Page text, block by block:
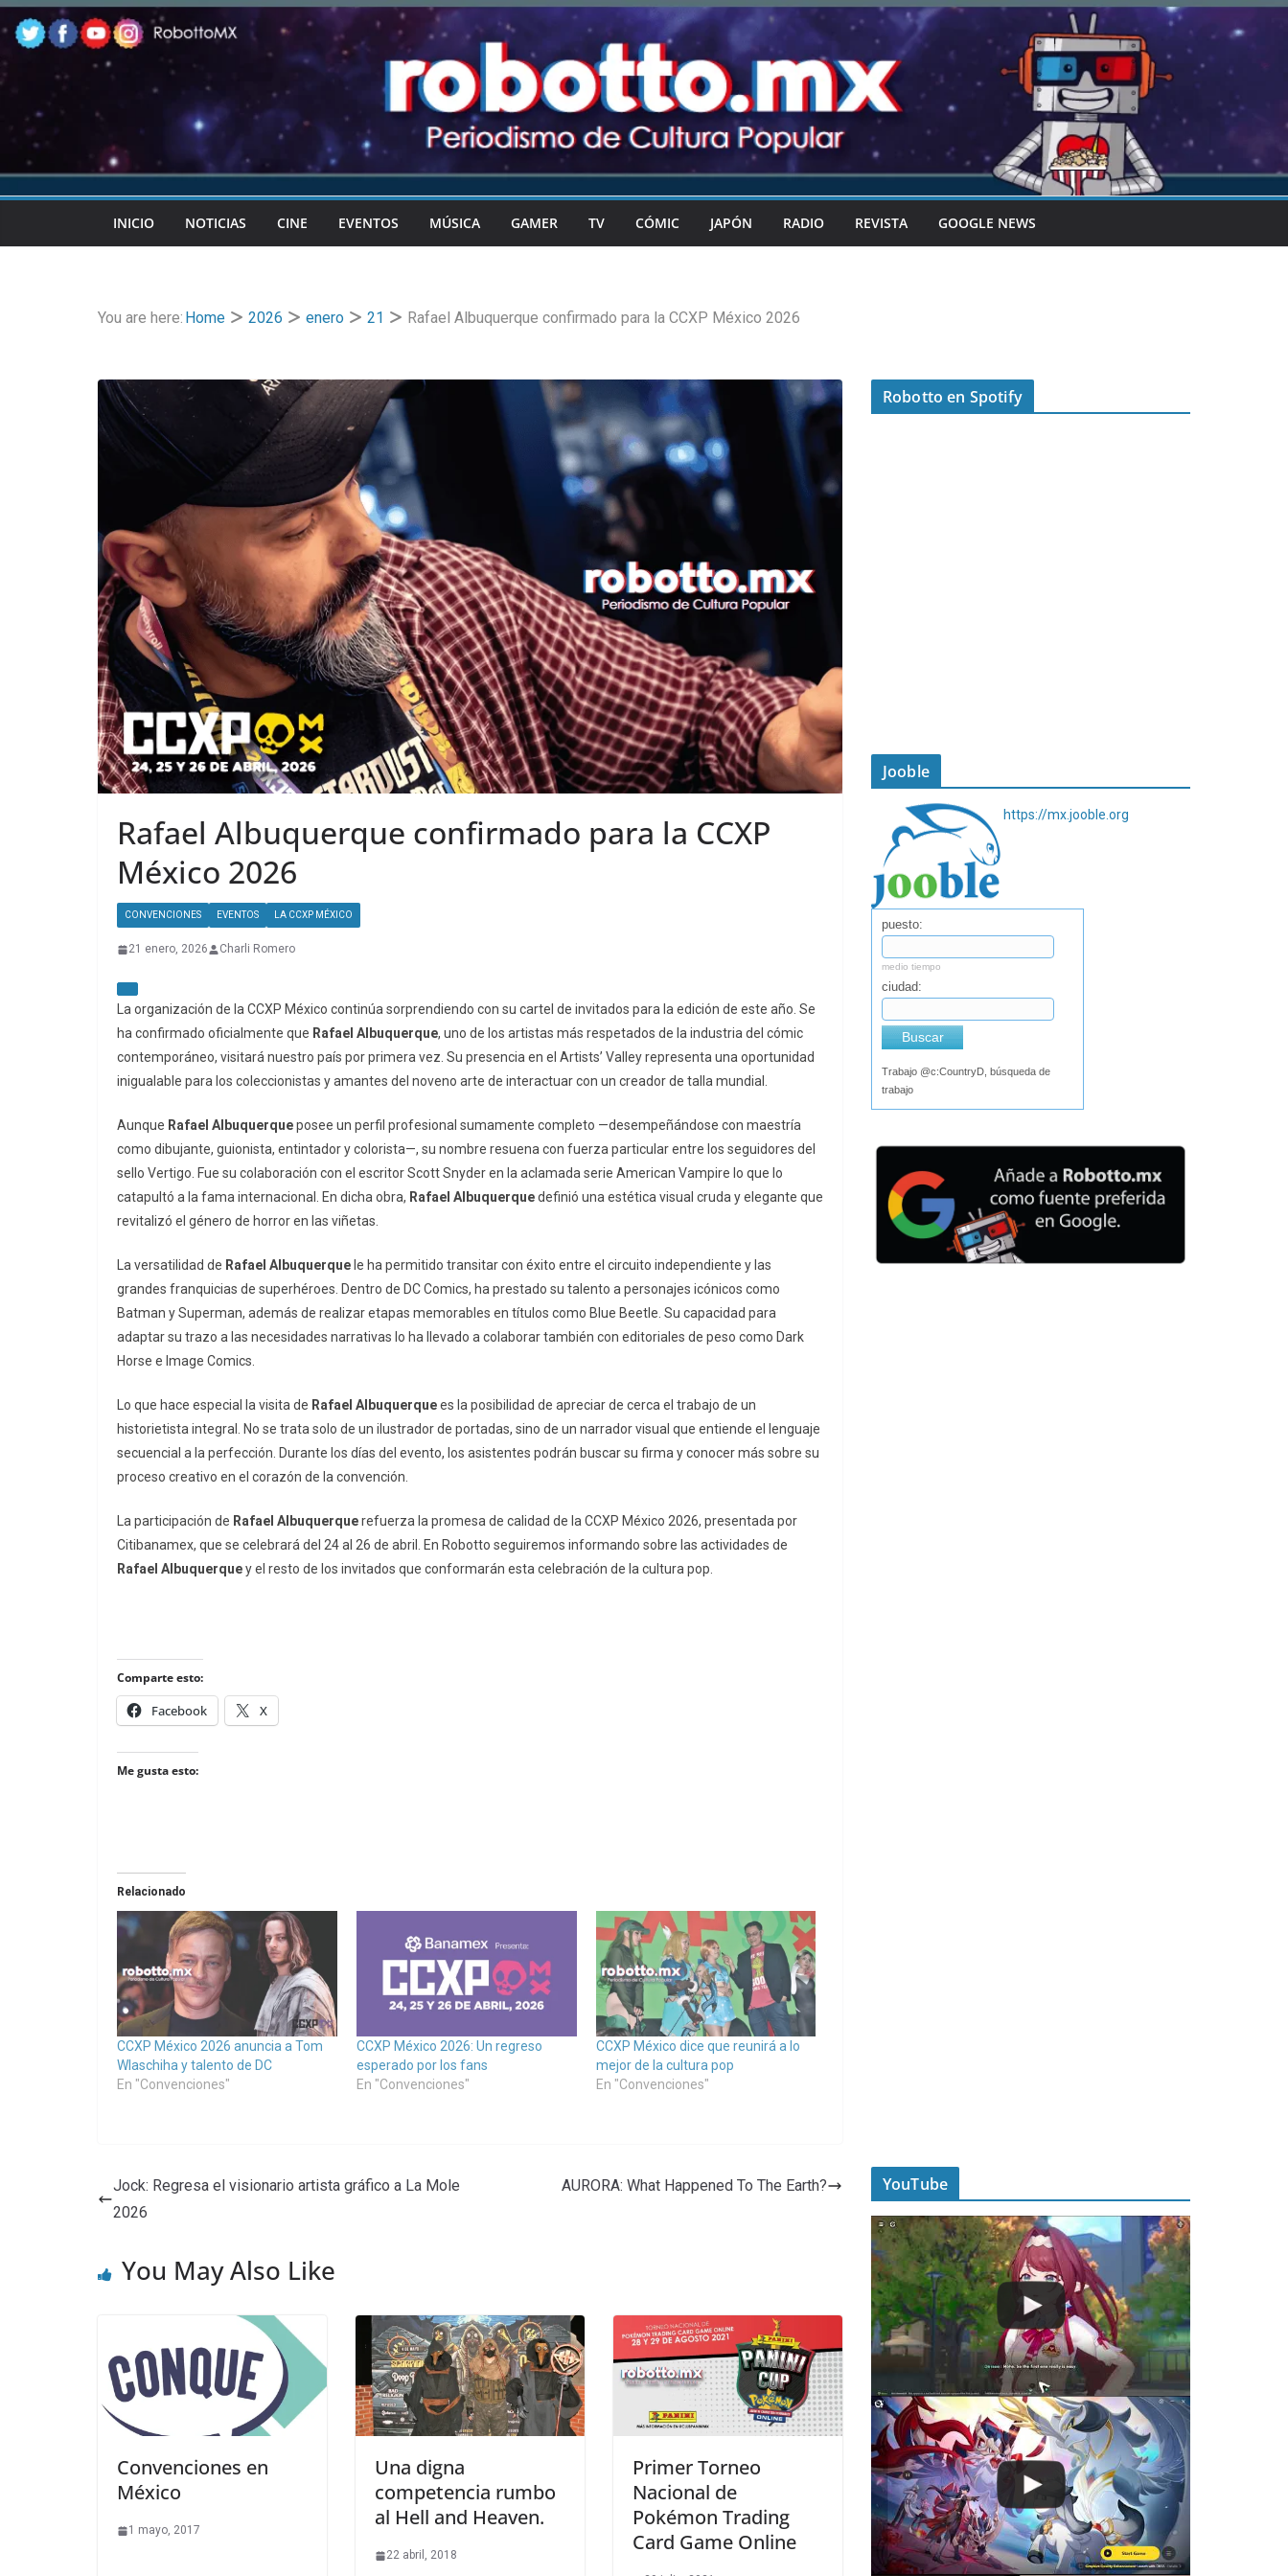
Skip
to
content
INICIO NOTICIAS CINE EVENTOS MÚSICA GAMER TV CÓMIC JAPÓN RADIO REVISTA GOOGLE NEWS
You are here: Home 2026 enero 21 Rafael Albuquerque confirmado para la CCXP México 2026
Rafael Albuquerque confirmado para la CCXP
México 2026
CONVENCIONES EVENTOS LA CCXP MÉXICO
21 enero, 2026 Charli Romero
La organización de la CCXP México continúa sorprendiendo con su cartel de invitados para la edición de este año. Se
ha confirmado oficialmente que Rafael Albuquerque, uno de los artistas más respetados de la industria del cómic
contemporáneo, visitará nuestro país por primera vez. Su presencia en el Artists’ Valleyrepresenta una oportunidad
inigualable para los coleccionistas y amantes del noveno arte de interactuar con un creador de talla mundial.
Aunque Rafael Albuquerqueposee un perfil profesional sumamente completo —desempeñándose con maestría
como dibujante, guionista, entintador y colorista—, su nombre resuena con fuerza particular entre los seguidores del
sello Vertigo. Fue su colaboración con el escritor Scott Snyder en la aclamada serie American Vampire lo que lo
catapultó a la fama internacional. En dicha obra, Rafael Albuquerquedefinió una estética visual cruda y elegante que
revitalizó el género de horror en las viñetas.
La versatilidad de Rafael Albuquerque le ha permitido transitar con éxito entre el circuito independiente y las
grandes franquicias de superhéroes. Dentro de DC Comics, ha prestado su talento a personajes icónicos como
Batman ySuperman, además de realizar etapas memorables en títulos como Blue Beetle . Su capacidad para
adaptar su trazo a las necesidades narrativas lo ha llevado a colaborar también con editoriales de peso como Dark
Horse e Image Comics.
Lo que hace especial la visita de Rafael Albuquerquees la posibilidad de apreciar de cerca el trabajo de un
historietista integral. No se trata solo de un ilustrador de portadas, sino de un narrador visual que entiende el lenguaje
secuencial a la perfección. Durante los días del evento, los asistentes podrán buscar su firma y conocer más sobre su
proceso creativo en el corazón de la convención.
La participación de Rafael Albuquerquerefuerza la promesa de calidad de la CCXP México 2026, presentada por
Citibanamex, que se celebrará del 24 al 26 de abril. En Robotto seguiremos informando sobre las actividades de
Rafael Albuquerquey el resto de los invitados que conformarán esta celebración de la cultura pop.
Comparte esto:
Facebook X
Me gusta esto:
Relacionado
CCXP México 2026 anuncia a Tom
Wlaschiha y talento de DC
En "Convenciones"
CCXP México 2026: Un regreso
esperado por los fans
En "Convenciones"
CCXP México dice que reunirá a lo
mejor de la cultura pop
En "Convenciones"
Jock: Regresa el visionario artista gráfico a La Mole
2026
AURORA: What Happened To The Earth?
You May Also Like
Convenciones en
México
1 mayo, 2017
Una digna
competencia rumbo
al Hell and Heaven.
22 abril, 2018
Primer Torneo
Nacional de
Pokémon Trading
Card Game Online
Robotto en Spotify
Jooble
https://mx.jooble.org
puesto:
medio tiempo
ciudad:
Buscar
Trabajo @c:CountryD, búsqueda de
trabajo
YouTube